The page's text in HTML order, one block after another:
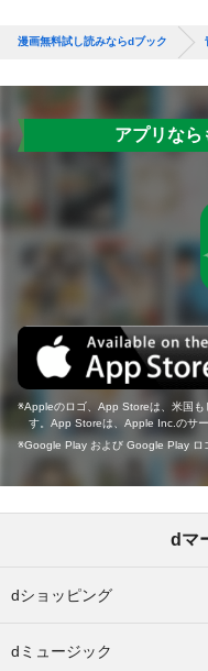
漫画無料試し読みならdブック
アプリなら
Appleのロゴ、App Storeは、米国
す。App Storeは、Apple Inc.のサー
Google Play および Google Play ロ
dマ
dショッピング
dミュージック